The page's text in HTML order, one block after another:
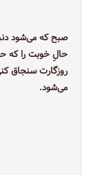
صبح که می‌شود
حالِ خوبت را که
روزگارت سنجاق
می‌شود.